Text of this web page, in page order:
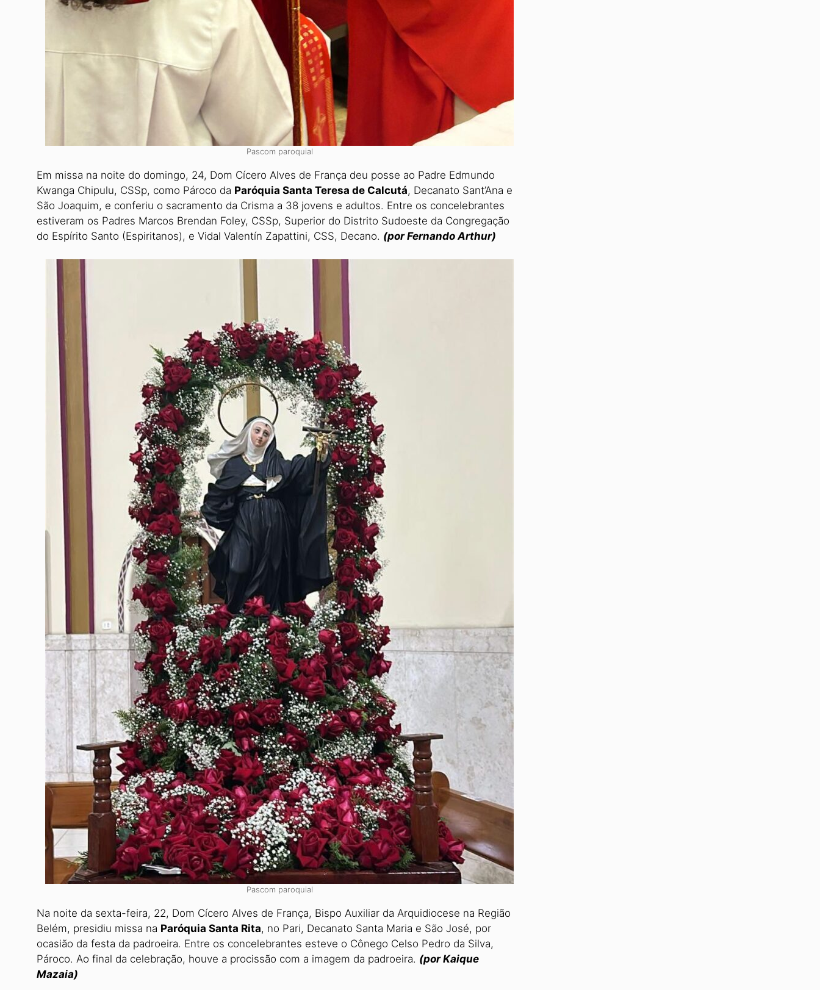
Pascom paroquial
Em missa na noite do domingo, 24, Dom Cícero Alves de França deu posse ao Padre Edmundo
Kwanga Chipulu, CSSp, como Pároco da Paróquia Santa Teresa de Calcutá, Decanato Sant’Ana e
São Joaquim, e con­feriu o sacramento da Crisma a 38 jovens e adultos. Entre os concelebrantes
estiveram os Padres Marcos Brendan Foley, CSSp, Superior do Distrito Su­doeste da Congregação
do Es­pírito Santo (Espiritanos), e Vidal Valentín Zapattini, CSS, Decano. (por Fernando Arthur)
Pascom paroquial
Na noite da sexta-feira, 22, Dom Cícero Alves de França, Bispo Auxiliar da Ar­quidiocese na Região
Belém, presidiu missa na Paróquia Santa Rita, no Pari, Decanato Santa Maria e São José, por
ocasião da festa da padroeira. Entre os concelebrantes esteve o Cônego Cel­so Pedro da Silva,
Pároco. Ao final da celebração, houve a procissão com a imagem da padroeira. (por Kaique
Mazaia)